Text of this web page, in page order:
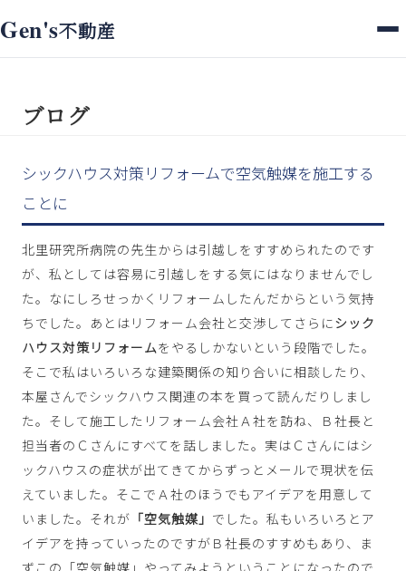
Gen's不動産
ブログ
シックハウス対策リフォームで空気触媒を施工する
ことに
北里研究所病院の先生からは引越しをすすめられたのです
が、私としては容易に引越しをする気にはなりませんでし
た。なにしろせっかくリフォームしたんだからという気持
ちでした。あとはリフォーム会社と交渉してさらにシック
ハウス対策リフォームをやるしかないという段階でした。
そこで私はいろいろな建築関係の知り合いに相談したり、
本屋さんでシックハウス関連の本を買って読んだりしまし
た。そして施工したリフォーム会社Ａ社を訪ね、Ｂ社長と
担当者のＣさんにすべてを話しました。実はＣさんにはシ
ックハウスの症状が出てきてからずっとメールで現状を伝
えていました。そこでＡ社のほうでもアイデアを用意して
いました。それが 「空気触媒」 でした。私もいろいろとア
イデアを持っていったのですがＢ社長のすすめもあり、ま
ずこの「空気触媒」やってみようということになったので